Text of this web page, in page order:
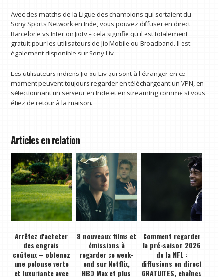
Avec des matchs de la Ligue des champions qui sortaient du
Sony Sports Network en Inde, vous pouvez diffuser en direct
Barcelone vs Inter on Jiotv – cela signifie qu'il est totalement
gratuit pour les utilisateurs de Jio Mobile ou Broadband. Il est
également disponible sur Sony Liv.
Les utilisateurs indiens Jio ou Liv qui sont à l'étranger en ce
moment peuvent toujours regarder en téléchargeant un VPN, en
sélectionnant un serveur en Inde et en streaming comme si vous
étiez de retour à la maison.
Articles en relation
Arrêtez d'acheter
des engrais
coûteux – obtenez
une pelouse verte
et luxuriante avec
8 nouveaux films et
émissions à
regarder ce week-
end sur Netflix,
HBO Max et plus
Comment regarder
la pré-saison 2026
de la NFL :
diffusions en direct
GRATUITES, chaînes